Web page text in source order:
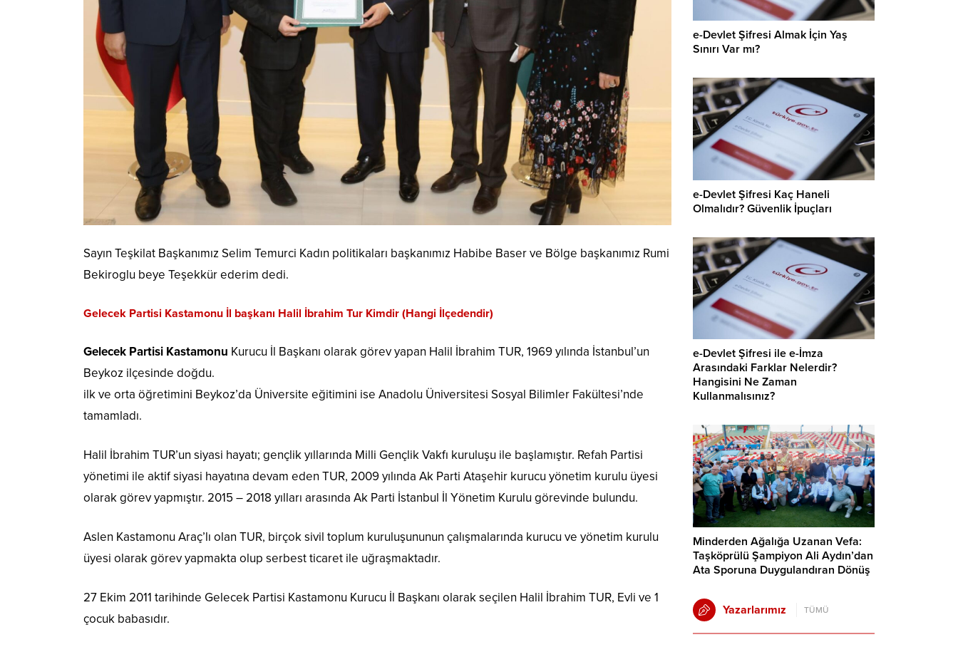
Sayın Teşkilat Başkanımız Selim Temurci Kadın politikaları başkanımız Habibe Baser ve Bölge başkanımız Rumi
Bekiroglu beye Teşekkür ederim dedi.
Gelecek Partisi Kastamonu İl başkanı Halil İbrahim Tur Kimdir (Hangi İlçedendir)
Gelecek Partisi Kastamonu Kurucu İl Başkanı olarak görev yapan Halil İbrahim TUR, 1969 yılında İstanbul’un
Beykoz ilçesinde doğdu.
ilk ve orta öğretimini Beykoz’da Üniversite eğitimini ise Anadolu Üniversitesi Sosyal Bilimler Fakültesi’nde
tamamladı.
Halil İbrahim TUR’un siyasi hayatı; gençlik yıllarında Milli Gençlik Vakfı kuruluşu ile başlamıştır. Refah Partisi
yönetimi ile aktif siyasi hayatına devam eden TUR, 2009 yılında Ak Parti Ataşehir kurucu yönetim kurulu üyesi
olarak görev yapmıştır. 2015 – 2018 yılları arasında Ak Parti İstanbul İl Yönetim Kurulu görevinde bulundu.
Aslen Kastamonu Araç’lı olan TUR, birçok sivil toplum kuruluşununun çalışmalarında kurucu ve yönetim kurulu
üyesi olarak görev yapmakta olup serbest ticaret ile uğraşmaktadır.
27 Ekim 2011 tarihinde Gelecek Partisi Kastamonu Kurucu İl Başkanı olarak seçilen Halil İbrahim TUR, Evli ve 1
çocuk babasıdır.
e-Devlet Şifresi Almak İçin Yaş
Sınırı Var mı?
e-Devlet Şifresi Kaç Haneli
Olmalıdır? Güvenlik İpuçları
e-Devlet Şifresi ile e-İmza
Arasındaki Farklar Nelerdir?
Hangisini Ne Zaman
Kullanmalısınız?
Minderden Ağalığa Uzanan Vefa:
Taşköprülü Şampiyon Ali Aydın’dan
Ata Sporuna Duygulandıran Dönüş
Yazarlarımız TÜMÜ